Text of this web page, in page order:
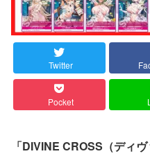
Twitter
Pocket
「DIVINE CROSS（ディ